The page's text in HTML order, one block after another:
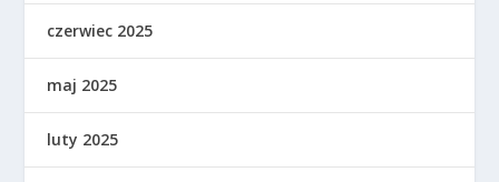
czerwiec 2025
maj 2025
luty 2025